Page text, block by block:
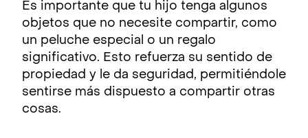
Es importante que tu hijo tenga algunos
objetos que no necesite compartir, como
un peluche especial o un regalo
significativo. Esto refuerza su sentido de
propiedad y le da seguridad, permitiéndole
sentirse más dispuesto a compartir otras
cosas.